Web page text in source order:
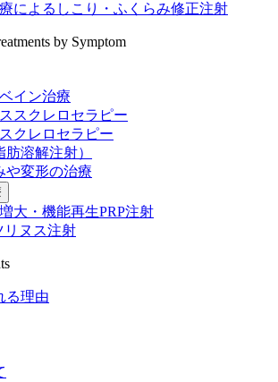
によるしこり・ふくらみ修正注射
by Symptom
イン治療
スクレロセラピー
クレロセラピー
溶解注射）
や変形の治療
大・機能再生PRP注射
リヌス注射
る理由